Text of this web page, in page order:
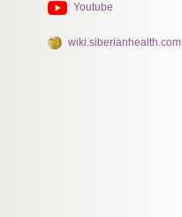
Youtube
wiki.siberianhealth.com